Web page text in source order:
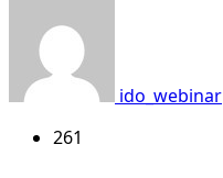
ido_webinar
261